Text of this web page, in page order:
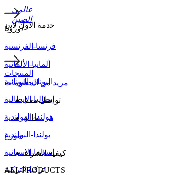
عالمي
الصين
أوروبا
فرنسا-الفرنسية
ألمانيا-الألمانية
اليونان-اليونانية
إيطاليا-الإيطالية
هولندا-الهولندية
بولندا-البولندية
اسبانيا-الاسبانية
تركيا-التركية
ﺧدﻣﺔ اﻻون ﻻﯾن
المنتجات
مزيد من المعلومات
تواصل معنا
حالة
موزع
كيفية الشراء
ALL PRODUCTS